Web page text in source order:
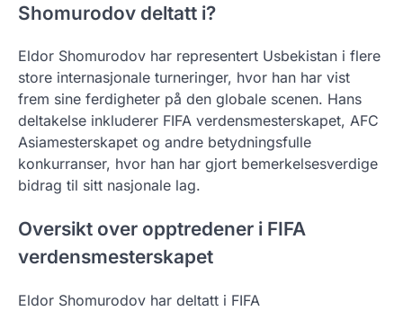
Shomurodov deltatt i?
Eldor Shomurodov har representert Usbekistan i flere
store internasjonale turneringer, hvor han har vist
frem sine ferdigheter på den globale scenen. Hans
deltakelse inkluderer FIFA verdensmesterskapet, AFC
Asiamesterskapet og andre betydningsfulle
konkurranser, hvor han har gjort bemerkelsesverdige
bidrag til sitt nasjonale lag.
Oversikt over opptredener i FIFA
verdensmesterskapet
Eldor Shomurodov har deltatt i FIFA